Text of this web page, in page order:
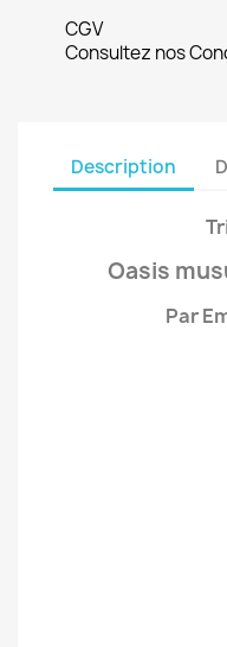
CGV
Consultez nos
Description
Oasis
Par